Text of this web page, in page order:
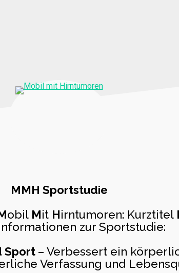
MMH Sportstudie
obil Mit Hirntumoren: Kurztitel
zur Sportstudie:
Sport – Verbessert ein
Verfassung und